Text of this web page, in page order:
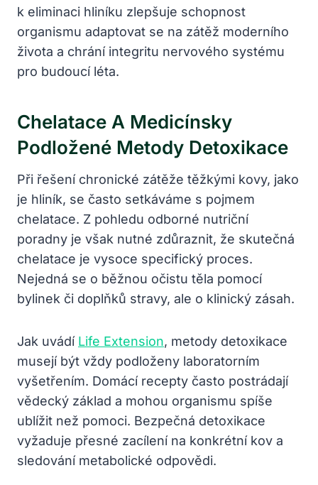
k eliminaci hliníku zlepšuje schopnost
organismu adaptovat se na zátěž moderního
života a chrání integritu nervového systému
pro budoucí léta.
Chelatace A Medicínsky
Podložené Metody Detoxikace
Při řešení chronické zátěže těžkými kovy, jako
je hliník, se často setkáváme s pojmem
chelatace. Z pohledu odborné nutriční
poradny je však nutné zdůraznit, že skutečná
chelatace je vysoce specifický proces.
Nejedná se o běžnou očistu těla pomocí
bylinek či doplňků stravy, ale o klinický zásah.
Jak uvádí Life Extension, metody detoxikace
musejí být vždy podloženy laboratorním
vyšetřením. Domácí recepty často postrádají
vědecký základ a mohou organismu spíše
ublížit než pomoci. Bezpečná detoxikace
vyžaduje přesné zacílení na konkrétní kov a
sledování metabolické odpovědi.